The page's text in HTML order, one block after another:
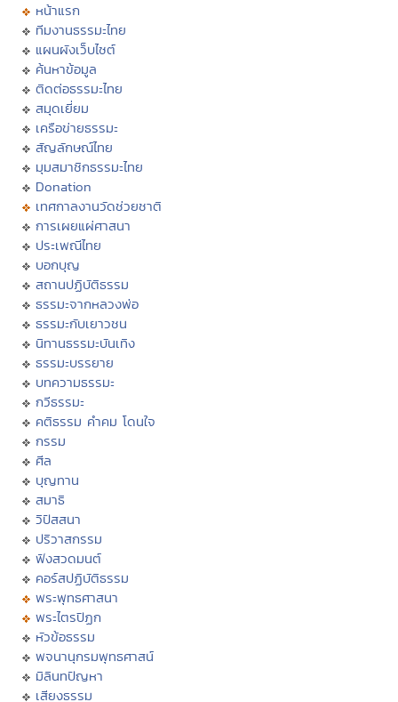
หน้าแรก
ทีมงานธรรมะไทย
แผนผังเว็บไซต์
ค้นหาข้อมูล
ติดต่อธรรมะไทย
สมุดเยี่ยม
เครือข่ายธรรมะ
สัญลักษณ์ไทย
มุมสมาชิกธรรมะไทย
Donation
เทศกาลงานวัดช่วยชาติ
การเผยแผ่ศาสนา
ประเพณีไทย
บอกบุญ
สถานปฏิบัติธรรม
ธรรมะจากหลวงพ่อ
ธรรมะกับเยาวชน
นิทานธรรมะบันเทิง
ธรรมะบรรยาย
บทความธรรมะ
กวีธรรมะ
คติธรรม คำคม โดนใจ
กรรม
ศีล
บุญทาน
สมาธิ
วิปัสสนา
ปริวาสกรรม
ฟังสวดมนต์
คอร์สปฏิบัติธรรม
พระพุทธศาสนา
พระไตรปิฏก
หัวข้อธรรม
พจนานุกรมพุทธศาสน์
มิลินทปัญหา
เสียงธรรม